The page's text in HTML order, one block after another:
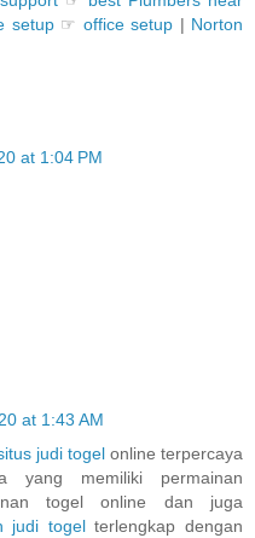
setup☞ office setup | Norton
at 1:04 PM
at 1:43 AM
judi togel online terpercaya
yang memiliki permainan
togel online dan juga
judi togelterlengkap dengan